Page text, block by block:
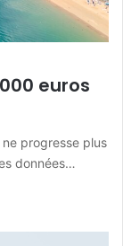
euros
progresse plus
données…